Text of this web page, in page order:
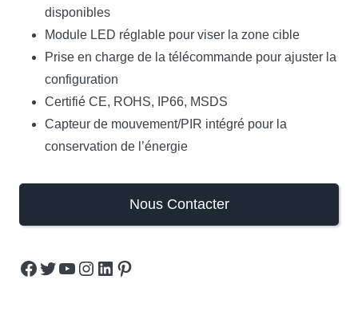
disponibles
Module LED réglable pour viser la zone cible
Prise en charge de la télécommande pour ajuster la
configuration
Certifié CE, ROHS, IP66, MSDS
Capteur de mouvement/PIR intégré pour la
conservation de l’énergie
Nous Contacter
Facebook Twitter YouTube Instagram LinkedIn Pinterest